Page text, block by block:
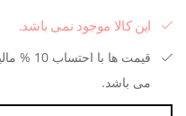
این کالا موجود نمی باشد.
قیمت ها
می باشد.